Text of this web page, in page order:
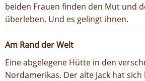
beiden Frauen finden den Mut und
überleben. Und es gelingt ihnen.
Am Rand der Welt
Eine abgelegene Hütte in den
Nordamerikas. Der alte Jack hat